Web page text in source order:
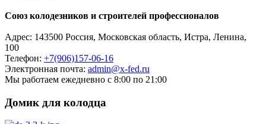
Союз колодезников и строителей профессионалов
Адрес: 143500 Россия, Московская область, Истра, Ленина,
100
Телефон: +7(906)157-06-16
Электронная почта: admin@x-fed.ru
Мы работаем ежедневно с 8:00 по 21:00
Домик для колодца